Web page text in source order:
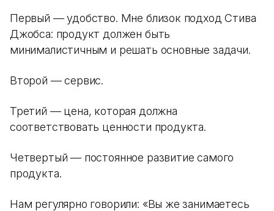
Первый — удобство. Мне близок подход Стива
Джобса: продукт должен быть
минималистичным и решать основные задачи.
Второй — сервис.
Третий — цена, которая должна
соответствовать ценности продукта.
Четвертый — постоянное развитие самого
продукта.
Нам регулярно говорили: «Вы же занимаетесь